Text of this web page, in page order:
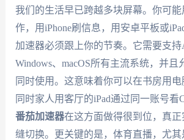
我们的生活早已跨越多块屏幕。你可能
作，用iPhone刷信息，用安卓平板或
加速器必须跟上你的节奏。它需要支持
Windows、macOS所有主流系统，并且
同时使用。这意味着你可以在书房用电
同时家人用客厅的iPad通过同一账号看
番茄加速器在这方面做得很到位，真
缝切换。更关键的是，体育直播，尤